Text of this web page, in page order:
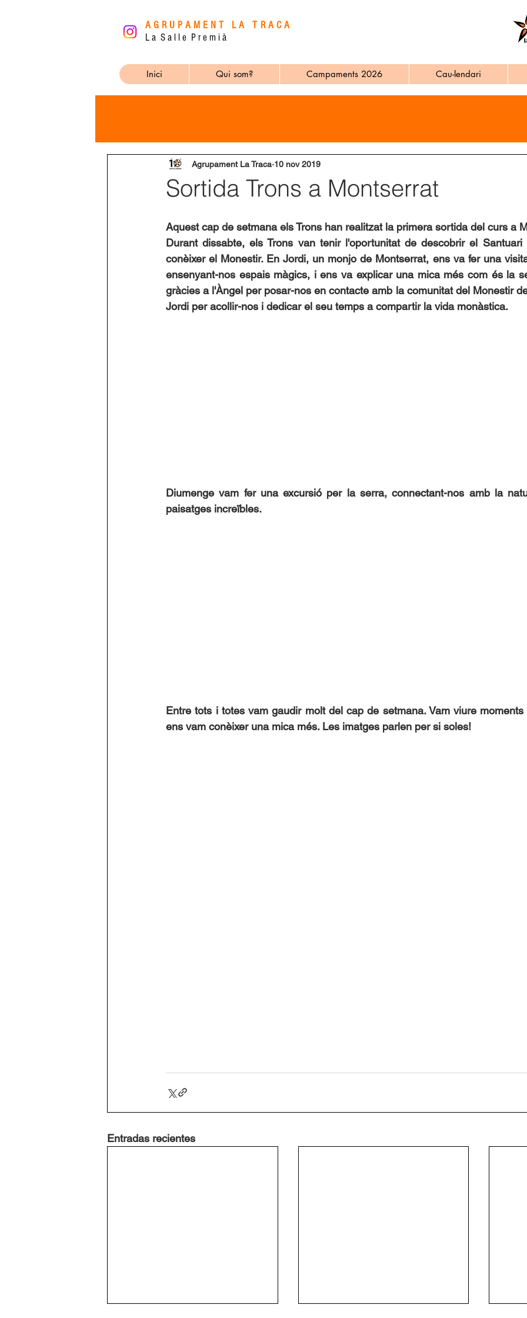
AGRUPAMENT LA TRACA
L a S a l l e P r e m i à
Inici Qui som? Campaments 2026 Cau-lendari
Sortida Trons a Montserrat
Agrupament La Traca 10 nov 2019
Aquest cap de setmana els Trons han realitzat la primera sortida del curs a
Durant dissabte, els Trons van tenir l'oportunitat de descobrir el
conèixer el Monestir. En Jordi, un monjo de Montserrat, ens va fer una
ensenyant-nos espais màgics, i ens va explicar una mica més com és la
gràcies a l'Àngel per posar-nos en contacte amb la comunitat del Monestir
Jordi per acollir-nos i dedicar el seu temps a compartir la vida monàstica.
Diumenge vam fer una excursió per la serra, connectant-nos amb la
paisatges increïbles.
Entre tots i totes vam gaudir molt del cap de setmana. Vam viure
ens vam conèixer una mica més. Les imatges parlen per si soles!
Entradas recientes